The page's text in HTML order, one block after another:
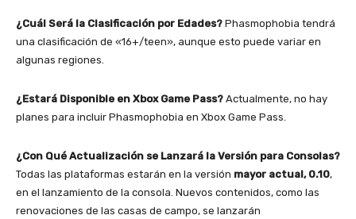
¿Cuál Será la Clasificación por Edades? Phasmophobia tendrá
una clasificación de «16+/teen», aunque esto puede variar en
algunas regiones.
¿Estará Disponible en Xbox Game Pass? Actualmente, no hay
planes para incluir Phasmophobia en Xbox Game Pass.
¿Con Qué Actualización se Lanzará la Versión para Consolas?
Todas las plataformas estarán en la versión mayor actual, 0.10,
en el lanzamiento de la consola. Nuevos contenidos, como las
renovaciones de las casas de campo, se lanzarán